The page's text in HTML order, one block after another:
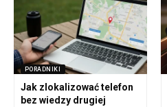
PORADNIKI
Jak zlokalizować telefon
bez wiedzy drugiej